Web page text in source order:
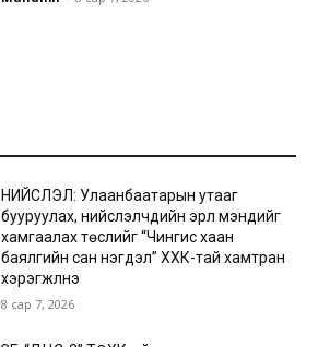
НИЙСЛЭЛ: Улаанбаатарын утааг
бууруулах, нийслэлчүүдийн эрүүл мэндийг
хамгаалах төслийг “Чингис хаан
баялгийн сан нэгдэл” ХХК-тай хамтран
хэрэгжүүлнэ
8 сар 7, 2026